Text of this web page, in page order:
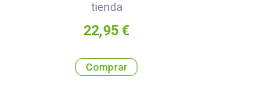
tienda
Precio
22,95 €
Comprar